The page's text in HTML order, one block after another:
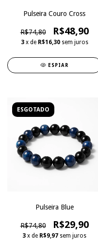
Pulseira Couro Cross
R$74,80 R$48,90
3 x de R$16,30 sem juros
ESPIAR
ESGOTADO
Pulseira Blue
R$74,80 R$29,90
3 x de R$9,97 sem juros